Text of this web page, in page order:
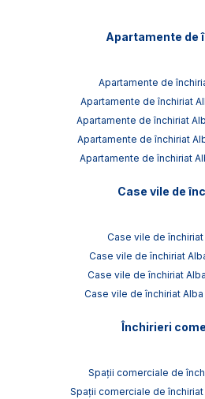
Apartamente de
Apartamente de
Apartamente de închiriat
Apartamente de închiriat
Apartamente de închiriat
Apartamente de închiriat
Case vile de
Case vile de închiriat
Case vile de închiriat
Case vile de închiriat
Case vile de închiriat Alba
Închirieri
Spații comerciale de
Spații comerciale de închiriat